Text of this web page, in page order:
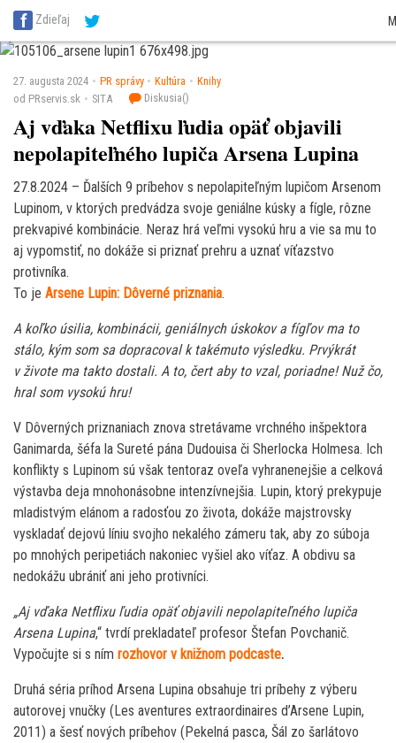
SITA Energetika
SITA Reality
SITA Školstvo
Zdieľaj
27. augusta 2024 PR správy Kultúra
Knihy
od PRservis.sk
SITA Diskusia()
Aj vďaka Netflixu ľudia opäť objavili
nepolapiteľného lupiča Arsena Lupina
27.8.2024 – Ďalších 9 príbehov s nepolapiteľným lupičom Arsenom
Lupinom, v ktorých predvádza svoje geniálne kúsky a fígle, rôzne
prekvapivé kombinácie. Neraz hrá veľmi vysokú hru a vie sa mu to
aj vypomstiť, no dokáže si priznať prehru a uznať víťazstvo
protivníka.
To je Arsene Lupin: Dôverné priznania.
A koľko úsilia, kombinácii, geniálnych úskokov a fígľov ma to
stálo, kým som sa dopracoval k takémuto výsledku. Prvýkrát
v živote ma takto dostali. A to, čert aby to vzal, poriadne! Nuž čo,
hral som vysokú hru!
V Dôverných priznaniach znova stretávame vrchného inšpektora
Ganimarda, šéfa la Sureté pána Dudouisa či Sherlocka Holmesa. Ich
konflikty s Lupinom sú však tentoraz oveľa vyhranenejšie a celková
výstavba deja mnohonásobne intenzívnejšia. Lupin, ktorý prekypuje
mladistvým elánom a radosťou zo života, dokáže majstrovsky
vyskladať dejovú líniu svojho nekalého zámeru tak, aby zo súboja
po mnohých peripetiách nakoniec vyšiel ako víťaz. A obdivu sa
nedokážu ubrániť ani jeho protivníci.
„Aj vďaka Netflixu ľudia opäť objavili nepolapiteľného lupiča
Arsena Lupina,“ tvrdí prekladateľ profesor Štefan Povchanič.
Vypočujte si s ním rozhovor v knižnom podcaste.
Druhá séria príhod Arsena Lupina obsahuje tri príbehy z výberu
autorovej vnučky (Les aventures extraordinaires d’Arsene Lupin,
2011) a šesť nových príbehov (Pekelná pasca, Šál zo šarlátovo